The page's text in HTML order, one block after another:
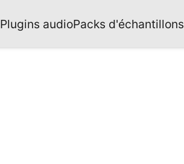
Plugins audioPacks d'échantillons